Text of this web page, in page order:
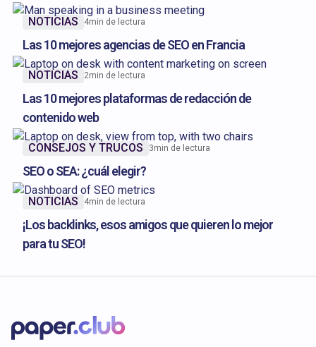
NOTICIAS 4min de lectura
Las 10 mejores agencias de SEO en Francia
NOTICIAS 2min de lectura
Las 10 mejores plataformas de redacción de
contenido web
CONSEJOS Y TRUCOS 3min de lectura
SEO o SEA: ¿cuál elegir?
NOTICIAS 4min de lectura
¡Los backlinks, esos amigos que quieren lo mejor
para tu SEO!